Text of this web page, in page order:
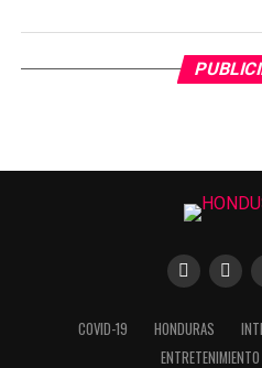
COVID-19 HONDURAS
ENTRETENIMIENTO